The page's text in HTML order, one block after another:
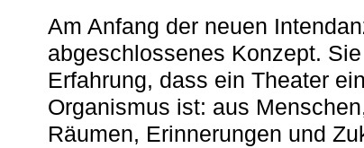
Am Anfang der neuen
abgeschlossenes Konzept.
Erfahrung, dass ein Theater
Organismus ist: aus
Räumen, Erinnerungen und